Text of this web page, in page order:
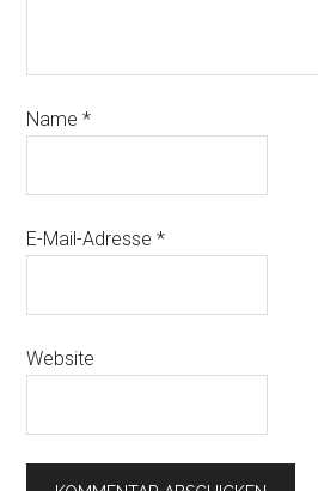
Name*
E-Mail-Adresse*
Website